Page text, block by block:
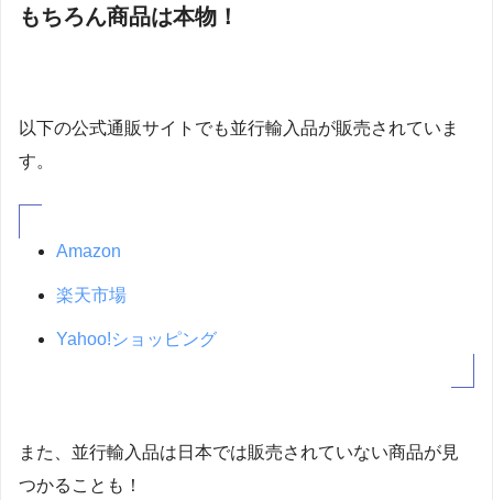
もちろん商品は本物！
以下の公式通販サイトでも並行輸入品が販売されていま
す。
Amazon
楽天市場
Yahoo!ショッピング
また、並行輸入品は日本では販売されていない商品が見
つかることも！